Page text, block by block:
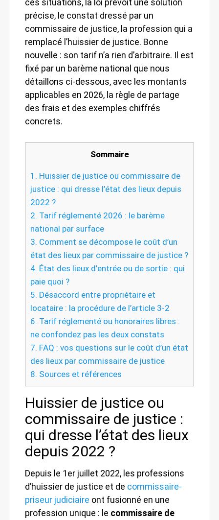
précise, le constat dressé par un
commissaire de justice, la profession qui a
remplacé l’huissier de justice. Bonne
nouvelle : son tarif n’a rien d’arbitraire. Il est
fixé par un barème national que nous
détaillons ci-dessous, avec les montants
applicables en 2026, la règle de partage
des frais et des exemples chiffrés
concrets.
Sommaire
1. Huissier de justice ou commissaire de
justice : qui dresse l’état des lieux depuis
2022 ?
2. Tarif réglementé 2026 : le barème
national par surface
3. Comment se décompose le coût d’un
état des lieux par commissaire de justice ?
4. État des lieux d’entrée ou de sortie : qui
paie quoi ?
5. Désaccord entre propriétaire et
locataire : la procédure de l’article 3-2
6. Tarif réglementé ou honoraires libres :
ne confondez pas les deux constats
7. FAQ : vos questions sur le coût d’un état
des lieux par commissaire de justice
8. Sources et références
Huissier de justice ou
commissaire de justice :
qui dresse l’état des lieux
depuis 2022 ?
Depuis le 1er juillet 2022, les professions
d’huissier de justice et de commissaire-
priseur judiciaire ont fusionné en une
profession unique : le commissaire de